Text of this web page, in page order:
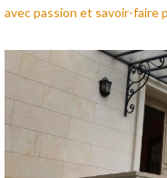
avec passion et savoir-faire